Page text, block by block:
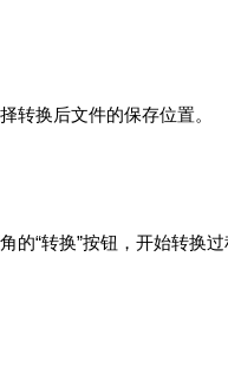
转换后文件的保存位置。
的“转换”按钮，开始转换